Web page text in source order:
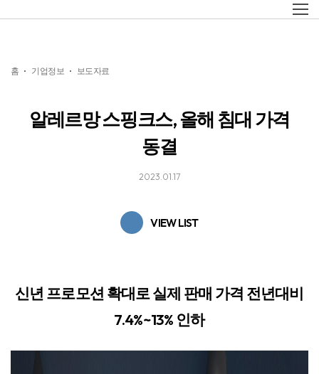
홈 기업정보 보도자료
알레르망 스핑크스, 올해 침대 가격
동결
2023.01.17
VIEW LIST
신년 프로모션 확대로 실제 판매 가격 전년대비
7.4%~13% 인하